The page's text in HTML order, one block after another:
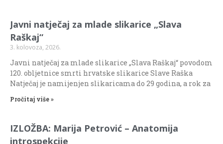
Javni natječaj za mlade slikarice „Slava
Raškaj“
3. kolovoza, 2026.
Javni natječaj za mlade slikarice „Slava Raškaj“ povodom
120. obljetnice smrti hrvatske slikarice Slave Raška
Natječaj je namijenjen slikaricama do 29 godina, a rok za
Pročitaj više »
IZLOŽBA: Marija Petrović – Anatomija
introspekcije